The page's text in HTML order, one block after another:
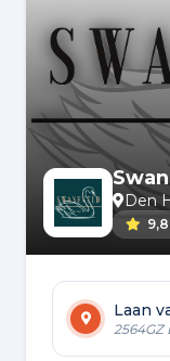
Den
9,8
Laan
2564GZ